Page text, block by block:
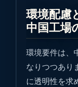
環境配慮
中国工場
環境要件は、
なりつつあり
に透明性を求